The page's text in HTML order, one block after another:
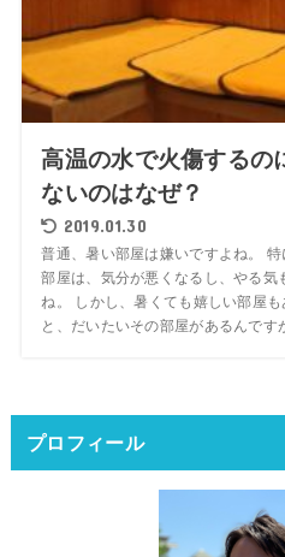
高温の水で火傷するの
ないのはなぜ？
2019.01.30
普通、暑い部屋は嫌いですよね。
部屋は、気分が悪くなるし、やる気
ね。 しかし、暑くても嬉しい部屋
と、だいたいその部屋があるんです
プロフィール